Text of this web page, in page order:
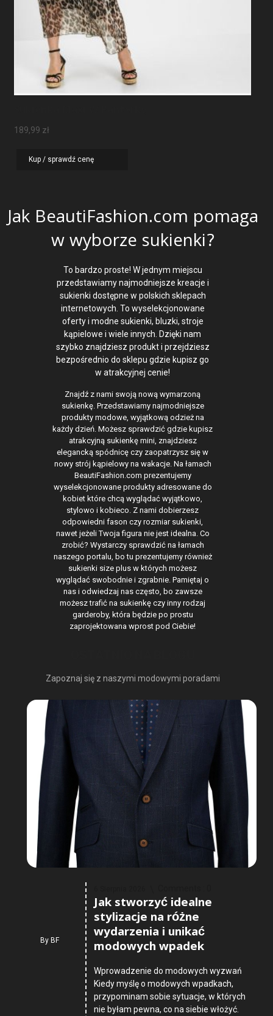
189,99 zł
Kup / sprawdź cenę
Jak BeautiFashion.com pomaga
w wyborze sukienki?
To bardzo proste! W jednym miejscu
przedstawiamy najmodniejsze kreacje i
sukienki dostępne w polskich sklepach
internetowych. To wyselekcjonowane
oferty i modne sukienki, bluzki, stroje
kąpielowe i wiele innych. Dzięki nam
szybko znajdziesz produkt i przejdziesz
bezpośrednio do sklepu gdzie kupisz go
w atrakcyjnej cenie!
Znajdź z nami swoją nową wymarzoną
sukienkę. Przedstawiamy najmodniejsze
produkty modowe, wyjątkową odzież na
każdy dzień. Możesz sprawdzić gdzie kupisz
atrakcyjną sukienkę mini, znajdziesz
elegancką spódnicę czy zaopatrzysz się w
nowy strój kąpielowy na wakacje. Na łamach
BeautiFashion.com prezentujemy
wyselekcjonowane produkty adresowane do
kobiet które chcą wyglądać wyjątkowo,
stylowo i kobieco. Z nami dobierzesz
odpowiedni fason czy rozmiar sukienki,
nawet jeżeli Twoja figura nie jest idealna. Co
zrobić? Wystarczy sprawdzić na łamach
naszego portalu, bo tu prezentujemy również
sukienki size plus w których możesz
wyglądać swobodnie i zgrabnie. Pamiętaj o
nas i odwiedzaj nas często, bo zawsze
możesz trafić na sukienkę czy inny rodzaj
garderoby, która będzie po prostu
zaprojektowana wprost pod Ciebie!
Zapoznaj się z naszymi modowymi poradami
ByBF
Jak stworzyć idealne
stylizacje na różne
wydarzenia i unikać
modowych wpadek
Wprowadzenie do modowych wyzwań
Kiedy myślę o modowych wpadkach,
przypominam sobie sytuacje, w których
nie byłam pewna, co na siebie włożyć.